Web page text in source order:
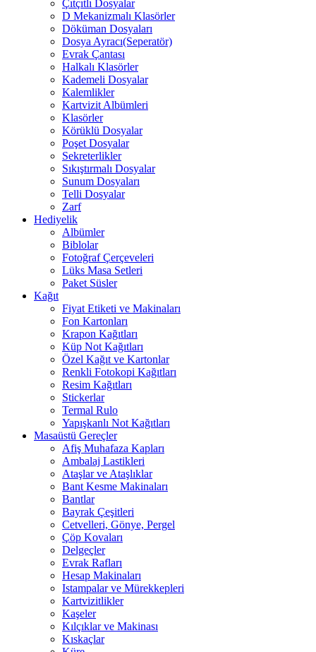
Çıtçıtlı Dosyalar
D Mekanizmalı Klasörler
Döküman Dosyaları
Dosya Ayracı(Seperatör)
Evrak Çantası
Halkalı Klasörler
Kademeli Dosyalar
Kalemlikler
Kartvizit Albümleri
Klasörler
Körüklü Dosyalar
Poşet Dosyalar
Sekreterlikler
Sıkıştırmalı Dosyalar
Sunum Dosyaları
Telli Dosyalar
Zarf
Hediyelik
Albümler
Biblolar
Fotoğraf Çerçeveleri
Lüks Masa Setleri
Paket Süsler
Kağıt
Fiyat Etiketi ve Makinaları
Fon Kartonları
Krapon Kağıtları
Küp Not Kağıtları
Özel Kağıt ve Kartonlar
Renkli Fotokopi Kağıtları
Resim Kağıtları
Stickerlar
Termal Rulo
Yapışkanlı Not Kağıtları
Masaüstü Gereçler
Afiş Muhafaza Kapları
Ambalaj Lastikleri
Ataşlar ve Ataşlıklar
Bant Kesme Makinaları
Bantlar
Bayrak Çeşitleri
Cetvelleri, Gönye, Pergel
Çöp Kovaları
Delgeçler
Evrak Rafları
Hesap Makinaları
Istampalar ve Mürekkepleri
Kartvizitlikler
Kaşeler
Kılçıklar ve Makinası
Kıskaçlar